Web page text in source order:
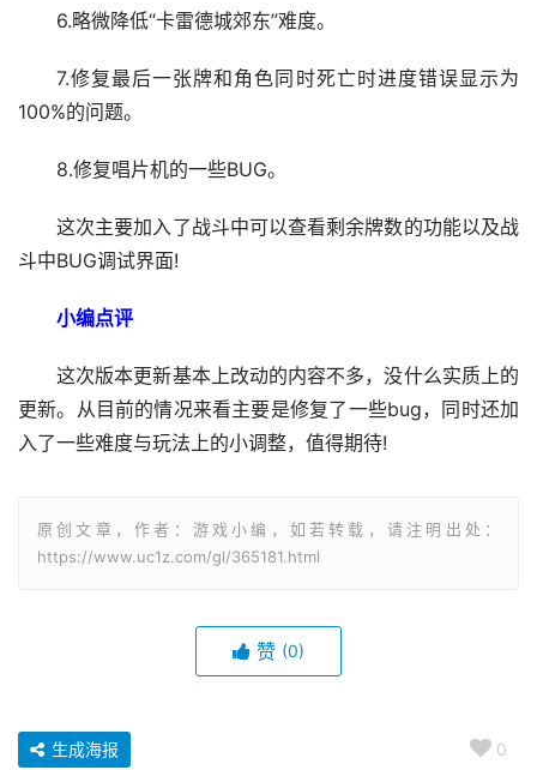
6.略微降低“卡雷德城郊东”难度。
7.修复最后一张牌和角色同时死亡时进度错误显示为
100%的问题。
8.修复唱片机的一些BUG。
这次主要加入了战斗中可以查看剩余牌数的功能以及战
斗中BUG调试界面!
小编点评
这次版本更新基本上改动的内容不多，没什么实质上的
更新。从目前的情况来看主要是修复了一些bug，同时还加
入了一些难度与玩法上的小调整，值得期待!
原创文章，作者：游戏小编，如若转载，请注明出处：
https://www.uc1z.com/gl/365181.html
赞 (0)
0
生成海报